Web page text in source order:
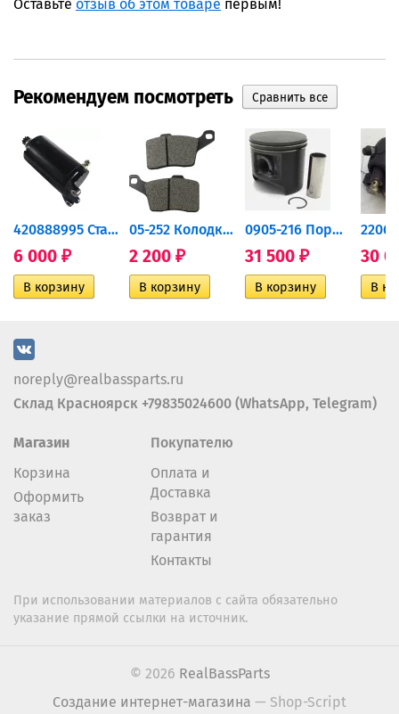
Оставьте отзыв об этом товаре первым!
Рекомендуем посмотреть
420888995 Стартер для...
6 000 ₽
05-252 Колодки тормозные...
2 200 ₽
0905-216 Поршень Arctic Cat...
31 500 ₽ 30
noreply@realbassparts.ru
Склад Красноярск +79835024600 (WhatsApp, Telegram)
Магазин
Корзина
Оформить
заказ
Покупателю
Оплата и
Доставка
Возврат и
гарантия
Контакты
При использовании материалов с сайта обязательно
указание прямой ссылки на источник.
© 2026 RealBassParts
Создание интернет-магазина — Shop-Script